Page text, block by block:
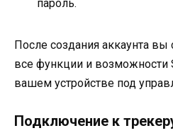
пароль.
После создания аккаунта
все функции и возможности
вашем устройстве под
Подключение к